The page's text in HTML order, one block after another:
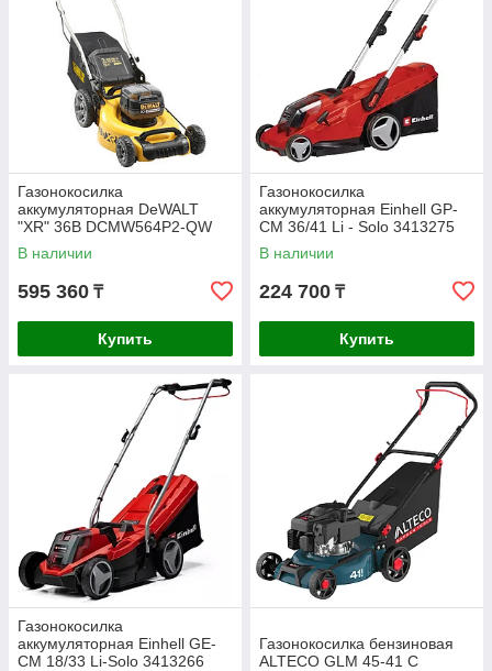
Газонокосилка
аккумуляторная DeWALT
"XR" 36В DCMW564P2-QW
В наличии
595 360 ₸
Купить
Газонокосилка
аккумуляторная Einhell GP-
CM 36/41 Li - Solo 3413275
В наличии
224 700 ₸
Купить
Газонокосилка
аккумуляторная Einhell GE-
CM 18/33 Li-Solo 3413266
Газонокосилка бензиновая
ALTECO GLM 45-41 C